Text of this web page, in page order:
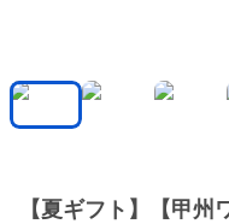
【夏ギフト】【甲州